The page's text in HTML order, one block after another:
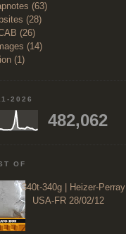
(63)
(28)
(26)
(14)
(1)
2026
482,062
OF
340t-340g | Heizer-Perray |
USA-FR 28/02/12